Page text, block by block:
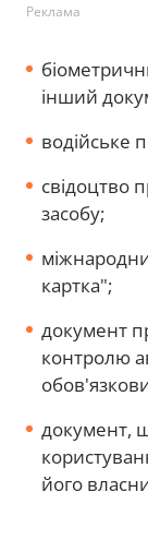
Реклама
інший
водійське
свідоцтво
засобу;
картка";
документ
контролю
документ,
його